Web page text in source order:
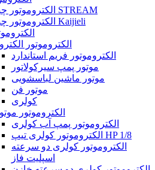
الکتروموتور چینی STREAM
الکتروموتور چینی Kaijieli
الکتروموتور
الکتروموتور فریم استاندارد
موتور پمپ سیرکولاتور
موتور ماشین لباسشویی
موتور فن
کولری
الکتروموتور
الکتروموتور پمپ آب کولری
الکتروموتور کولری تیپ HP 1/8
الکتروموتور کولری دو سرعته
اسپلیت فاز